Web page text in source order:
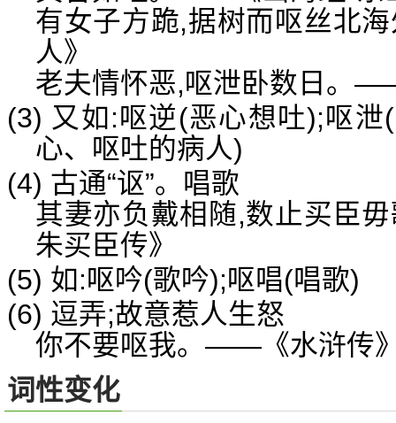
有女子方跪,据树而呕丝北
人》
老夫情怀恶,呕泄卧数日。
(3) 又如:呕逆(恶心想吐);呕
心、呕吐的病人)
(4) 古通“讴”。唱歌
其妻亦负戴相随,数止买臣
朱买臣传》
(5) 如:呕吟(歌吟);呕唱(唱歌)
(6) 逗弄;故意惹人生怒
你不要呕我。——《水浒传
词性变化